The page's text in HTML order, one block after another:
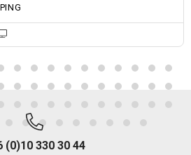
(0)10 330 30 44